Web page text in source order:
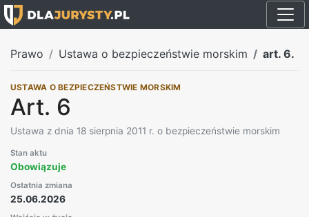
Prawo Ustawa o bezpieczeństwie morskim art. 6.
USTAWA O BEZPIECZEŃSTWIE MORSKIM
Art. 6
Ustawa z dnia 18 sierpnia 2011 r. o bezpieczeństwie morskim
Stan aktu
Obowiązuje
Ostatnia zmiana
25.06.2026